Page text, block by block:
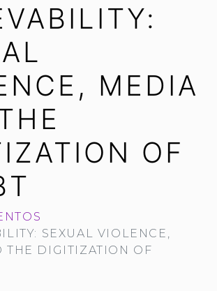
MEDIA
OF
SEXUAL VIOLENCE,
THE DIGITIZATION OF